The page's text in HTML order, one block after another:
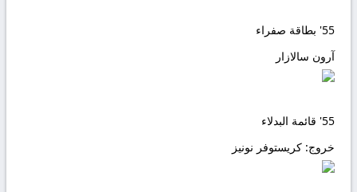
55' بطاقة صفراء
آرون سالازار
55' قائمة البدلاء
خروج: كريستوفر نونيز